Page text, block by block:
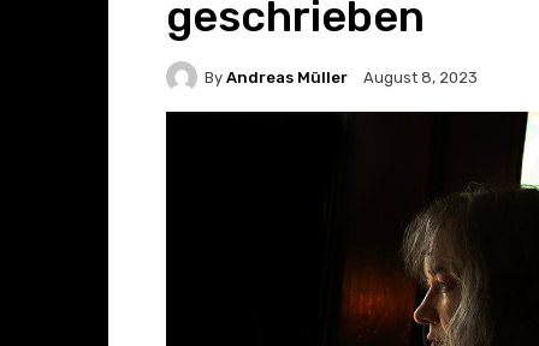
geschrieben
By Andreas Müller August 8, 2023